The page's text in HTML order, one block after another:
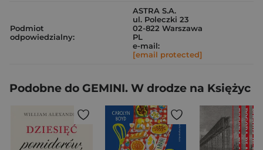
Podmiot
odpowiedzialny:
ASTRA S.A.
ul. Poleczki 23
02-822 Warszawa
PL
e-mail:
[email protected]
Podobne do GEMINI. W drodze na Księżyc